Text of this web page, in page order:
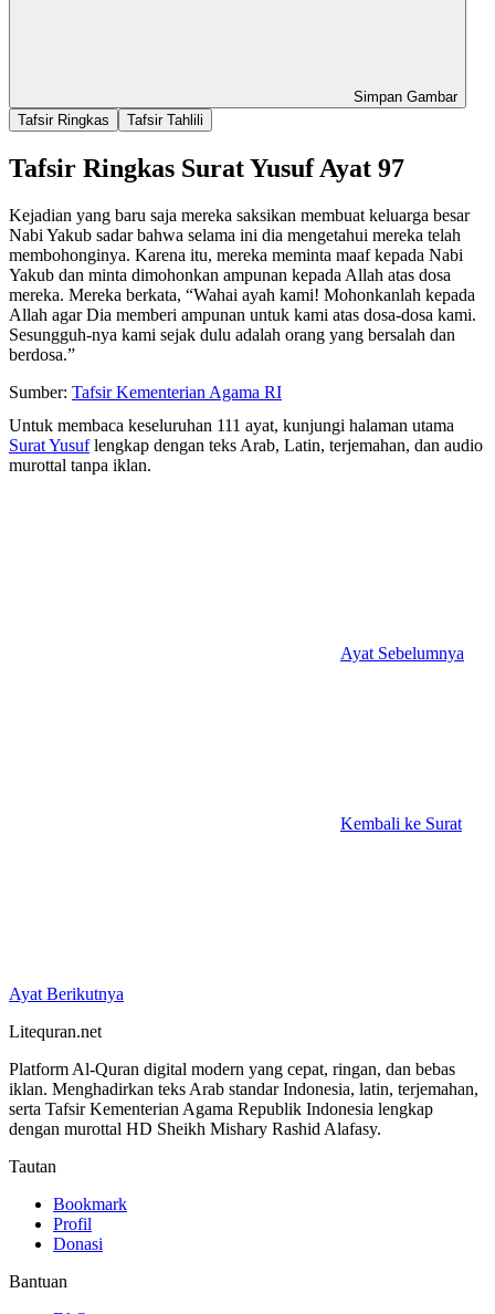
Simpan Gambar
Tafsir Ringkas
Tafsir Tahlili
Tafsir Ringkas Surat Yusuf Ayat 97
Kejadian yang baru saja mereka saksikan membuat keluarga besar
Nabi Yakub sadar bahwa selama ini dia mengetahui mereka telah
membohonginya. Karena itu, mereka meminta maaf kepada Nabi
Yakub dan minta dimohonkan ampunan kepada Allah atas dosa
mereka. Mereka berkata, “Wahai ayah kami! Mohonkanlah kepada
Allah agar Dia memberi ampunan untuk kami atas dosa-dosa kami.
Sesungguh-nya kami sejak dulu adalah orang yang bersalah dan
berdosa.”
Sumber: Tafsir Kementerian Agama RI
Untuk membaca keseluruhan 111 ayat, kunjungi halaman utama
Surat Yusuflengkap dengan teks Arab, Latin, terjemahan, dan audio
murottal tanpa iklan.
Ayat Sebelumnya
Kembali ke Surat
Ayat Berikutnya
Litequran.net
Platform Al-Quran digital modern yang cepat, ringan, dan bebas
iklan. Menghadirkan teks Arab standar Indonesia, latin, terjemahan,
serta Tafsir Kementerian Agama Republik Indonesia lengkap
dengan murottal HD Sheikh Mishary Rashid Alafasy.
Tautan
Bookmark
Profil
Donasi
Bantuan